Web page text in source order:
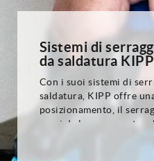
Sistemi di
da saldatura KIPP
Con i suoi sistemi di
saldatura, KIPP offre
posizionamento, il
pezzi da lavorare su
attrezzaggio efficienti e